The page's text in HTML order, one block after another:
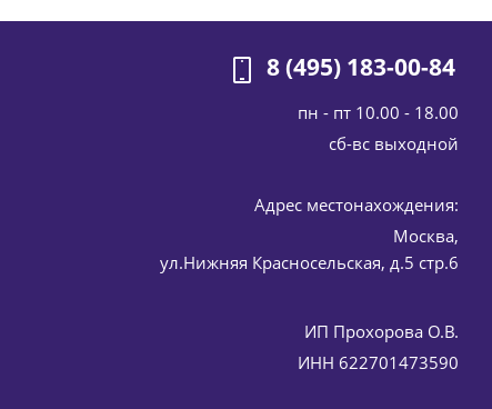
8 (495) 183-00-84
пн - пт 10.00 - 18.00
cб-вс выходной
Адрес местонахождения:
Москва,
ул.Нижняя Красносельская, д.5 стр.6
ИП Прохорова О.В.
ИНН 622701473590